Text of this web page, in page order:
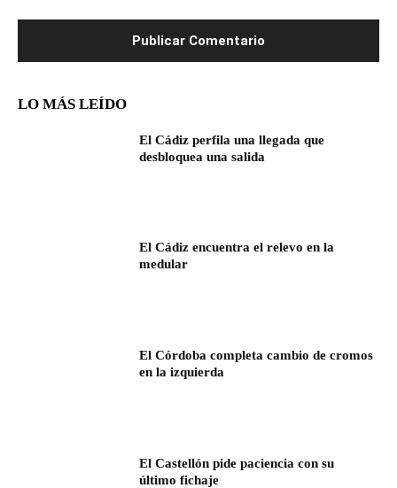
LO MÁS LEÍDO
El Cádiz perfila una llegada que
desbloquea una salida
El Cádiz encuentra el relevo en la
medular
El Córdoba completa cambio de cromos
en la izquierda
El Castellón pide paciencia con su
último fichaje